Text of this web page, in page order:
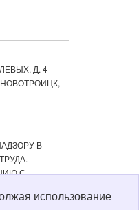
Д. 4
В
С
использование